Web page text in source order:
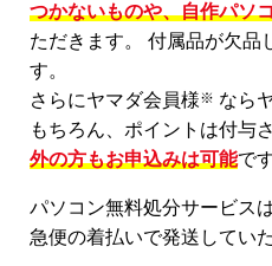
つかないものや、自作パソ
ただきます。 付属品が欠品
す。
さらにヤマダ会員様※ なら
もちろん、ポイントは付与
外の方もお申込みは可能で
パソコン無料処分サービス
急便の着払いで発送してい